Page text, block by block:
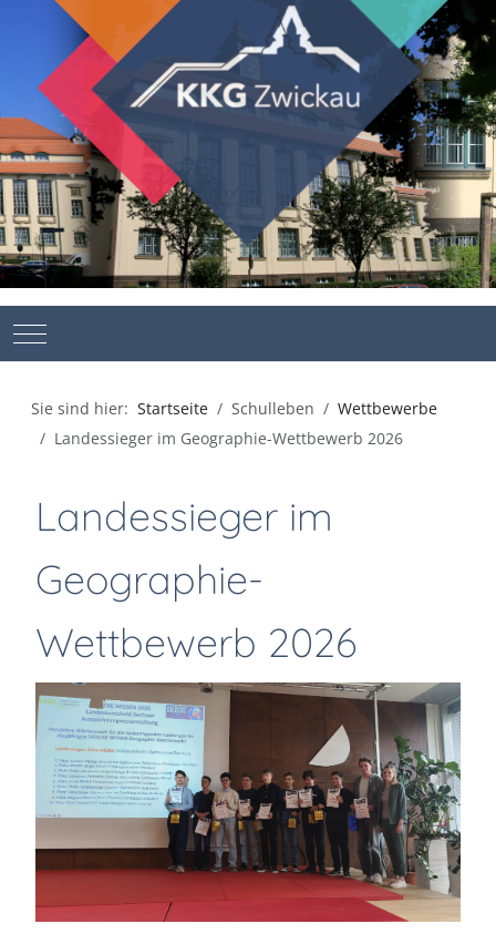
Mobile Menu Toggle
Sie sind hier: Startseite Schulleben
Wettbewerbe
Landessieger im Geographie-Wettbewerb 2026
Landessieger im
Geographie-
Wettbewerb 2026